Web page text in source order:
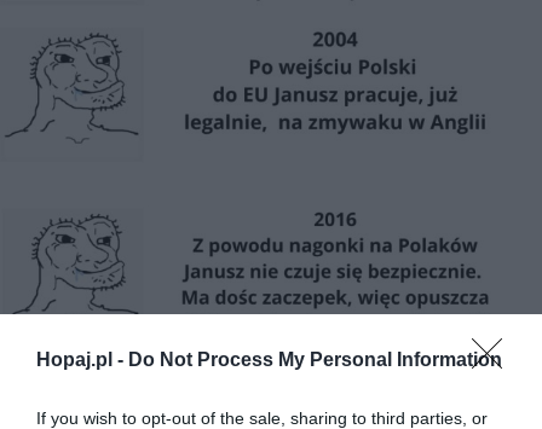
Hopaj.pl - Do Not Process My Personal Information
If you wish to opt-out of the sale, sharing to third parties, or